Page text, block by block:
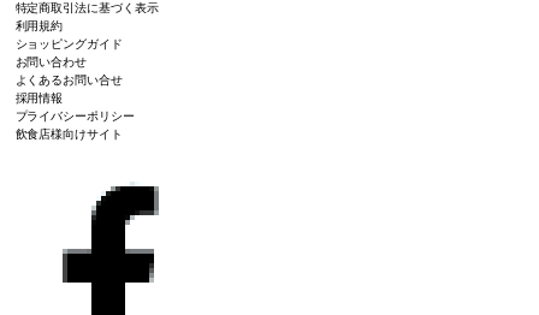
特定商取引法に基づく表示
利用規約
ショッピングガイド
お問い合わせ
よくあるお問い合せ
採用情報
プライバシーポリシー
飲食店様向けサイト